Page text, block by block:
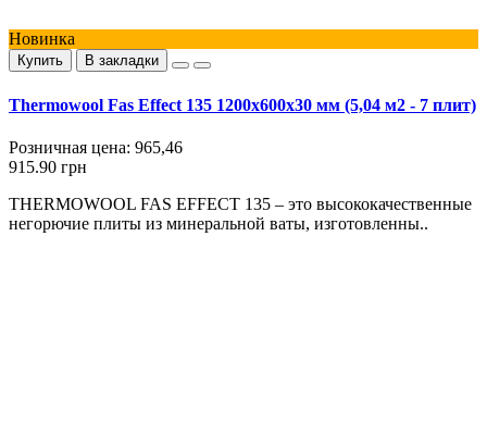
Новинка
Купить В закладки
Thermowool Fas Effect 135 1200x600x30 мм (5,04 м2 - 7 плит)
Розничная цена: 965,46
915.90 грн
THERMOWOOL FAS EFFECT 135 – это высококачественные
негорючие плиты из минеральной ваты, изготовленны..